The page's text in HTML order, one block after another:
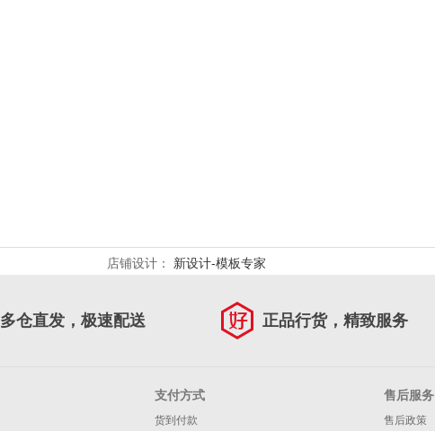
店铺设计： 新设计-模板专家
多仓直发，极速配送 正品行货，精致服务
支付方式
货到付款
售后服务
售后政策